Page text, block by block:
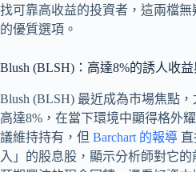
找可靠高收益的投資者，這兩檔
的優質選項。
Blush (BLSH)：高達8%的誘人收
Blush (BLSH) 最近成為市場焦點
高達8%，在當下環境中顯得格外
議維持持有，但 Barchart 的報導
入」的股息股，顯示分析師對它